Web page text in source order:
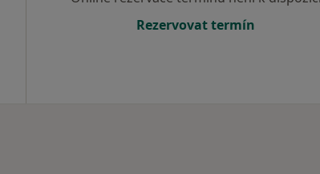
Rezervovat termín